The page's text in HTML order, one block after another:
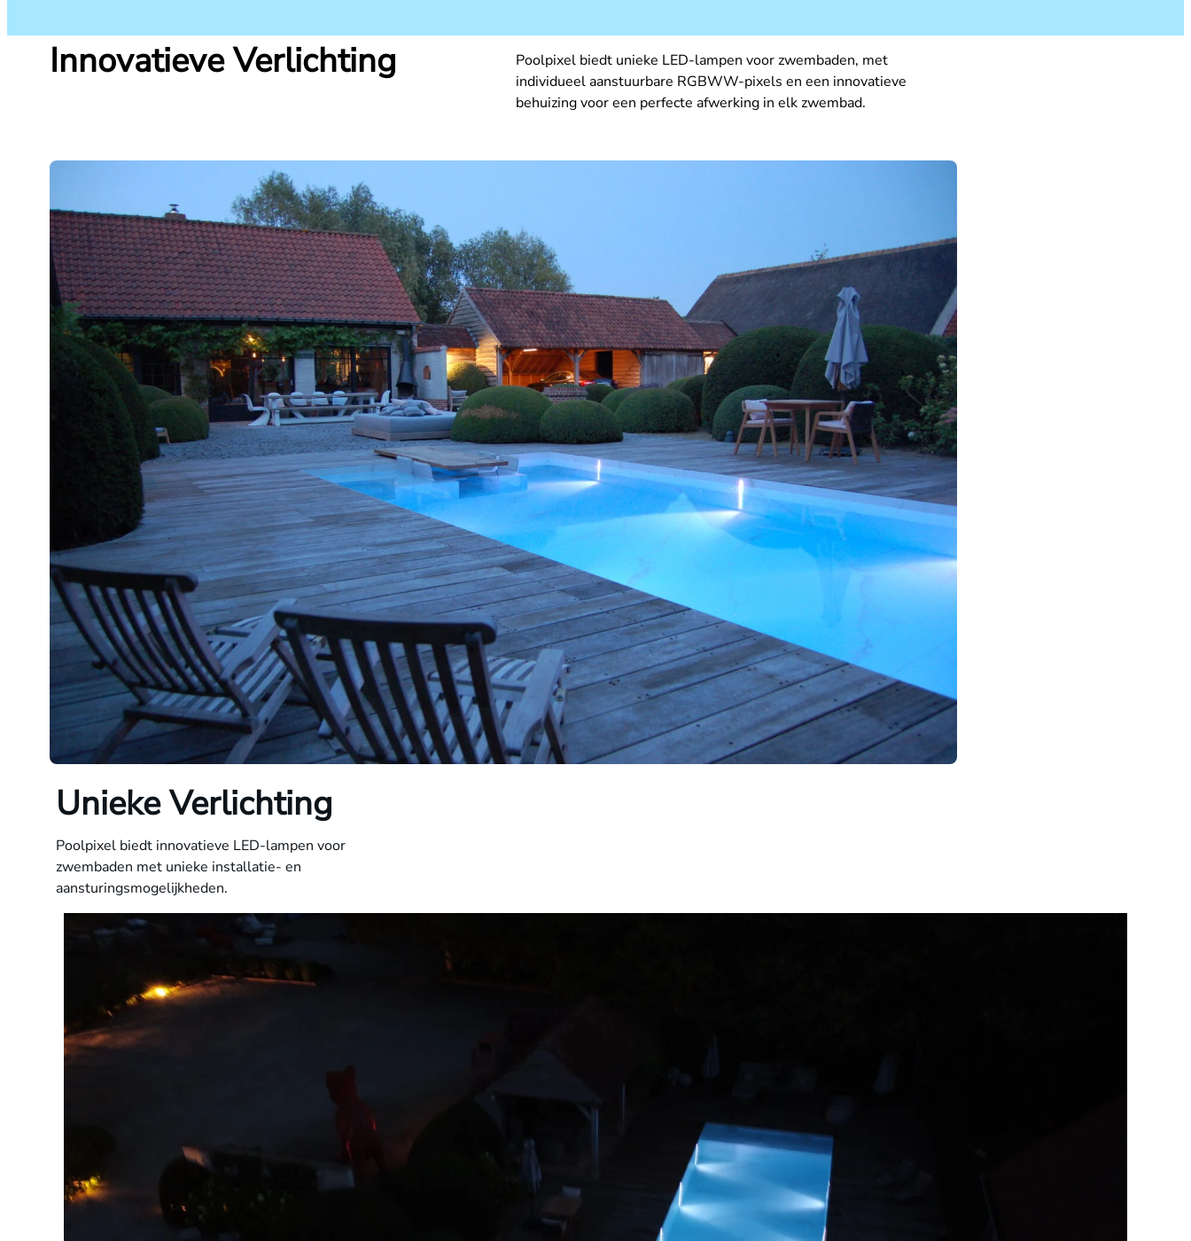
Innovatieve Verlichting
Poolpixel biedt unieke LED-lampen voor zwembaden, met
individueel aanstuurbare RGBWW-pixels en een innovatieve
behuizing voor een perfecte afwerking in elk zwembad.
Unieke Verlichting
Poolpixel biedt innovatieve LED-lampen voor
zwembaden met unieke installatie- en
aansturingsmogelijkheden.